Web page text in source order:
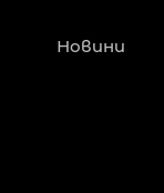
Новини